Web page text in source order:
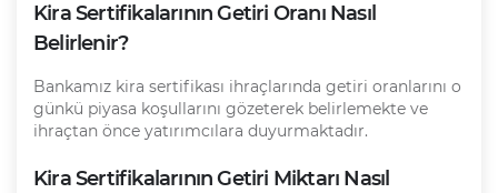
Kira Sertifikalarının Getiri Oranı Nasıl
Belirlenir?
Bankamız kira sertifikası ihraçlarında getiri oranlarını o
günkü piyasa koşullarını gözeterek belirlemekte ve
ihraçtan önce yatırımcılara duyurmaktadır.
Kira Sertifikalarının Getiri Miktarı Nasıl